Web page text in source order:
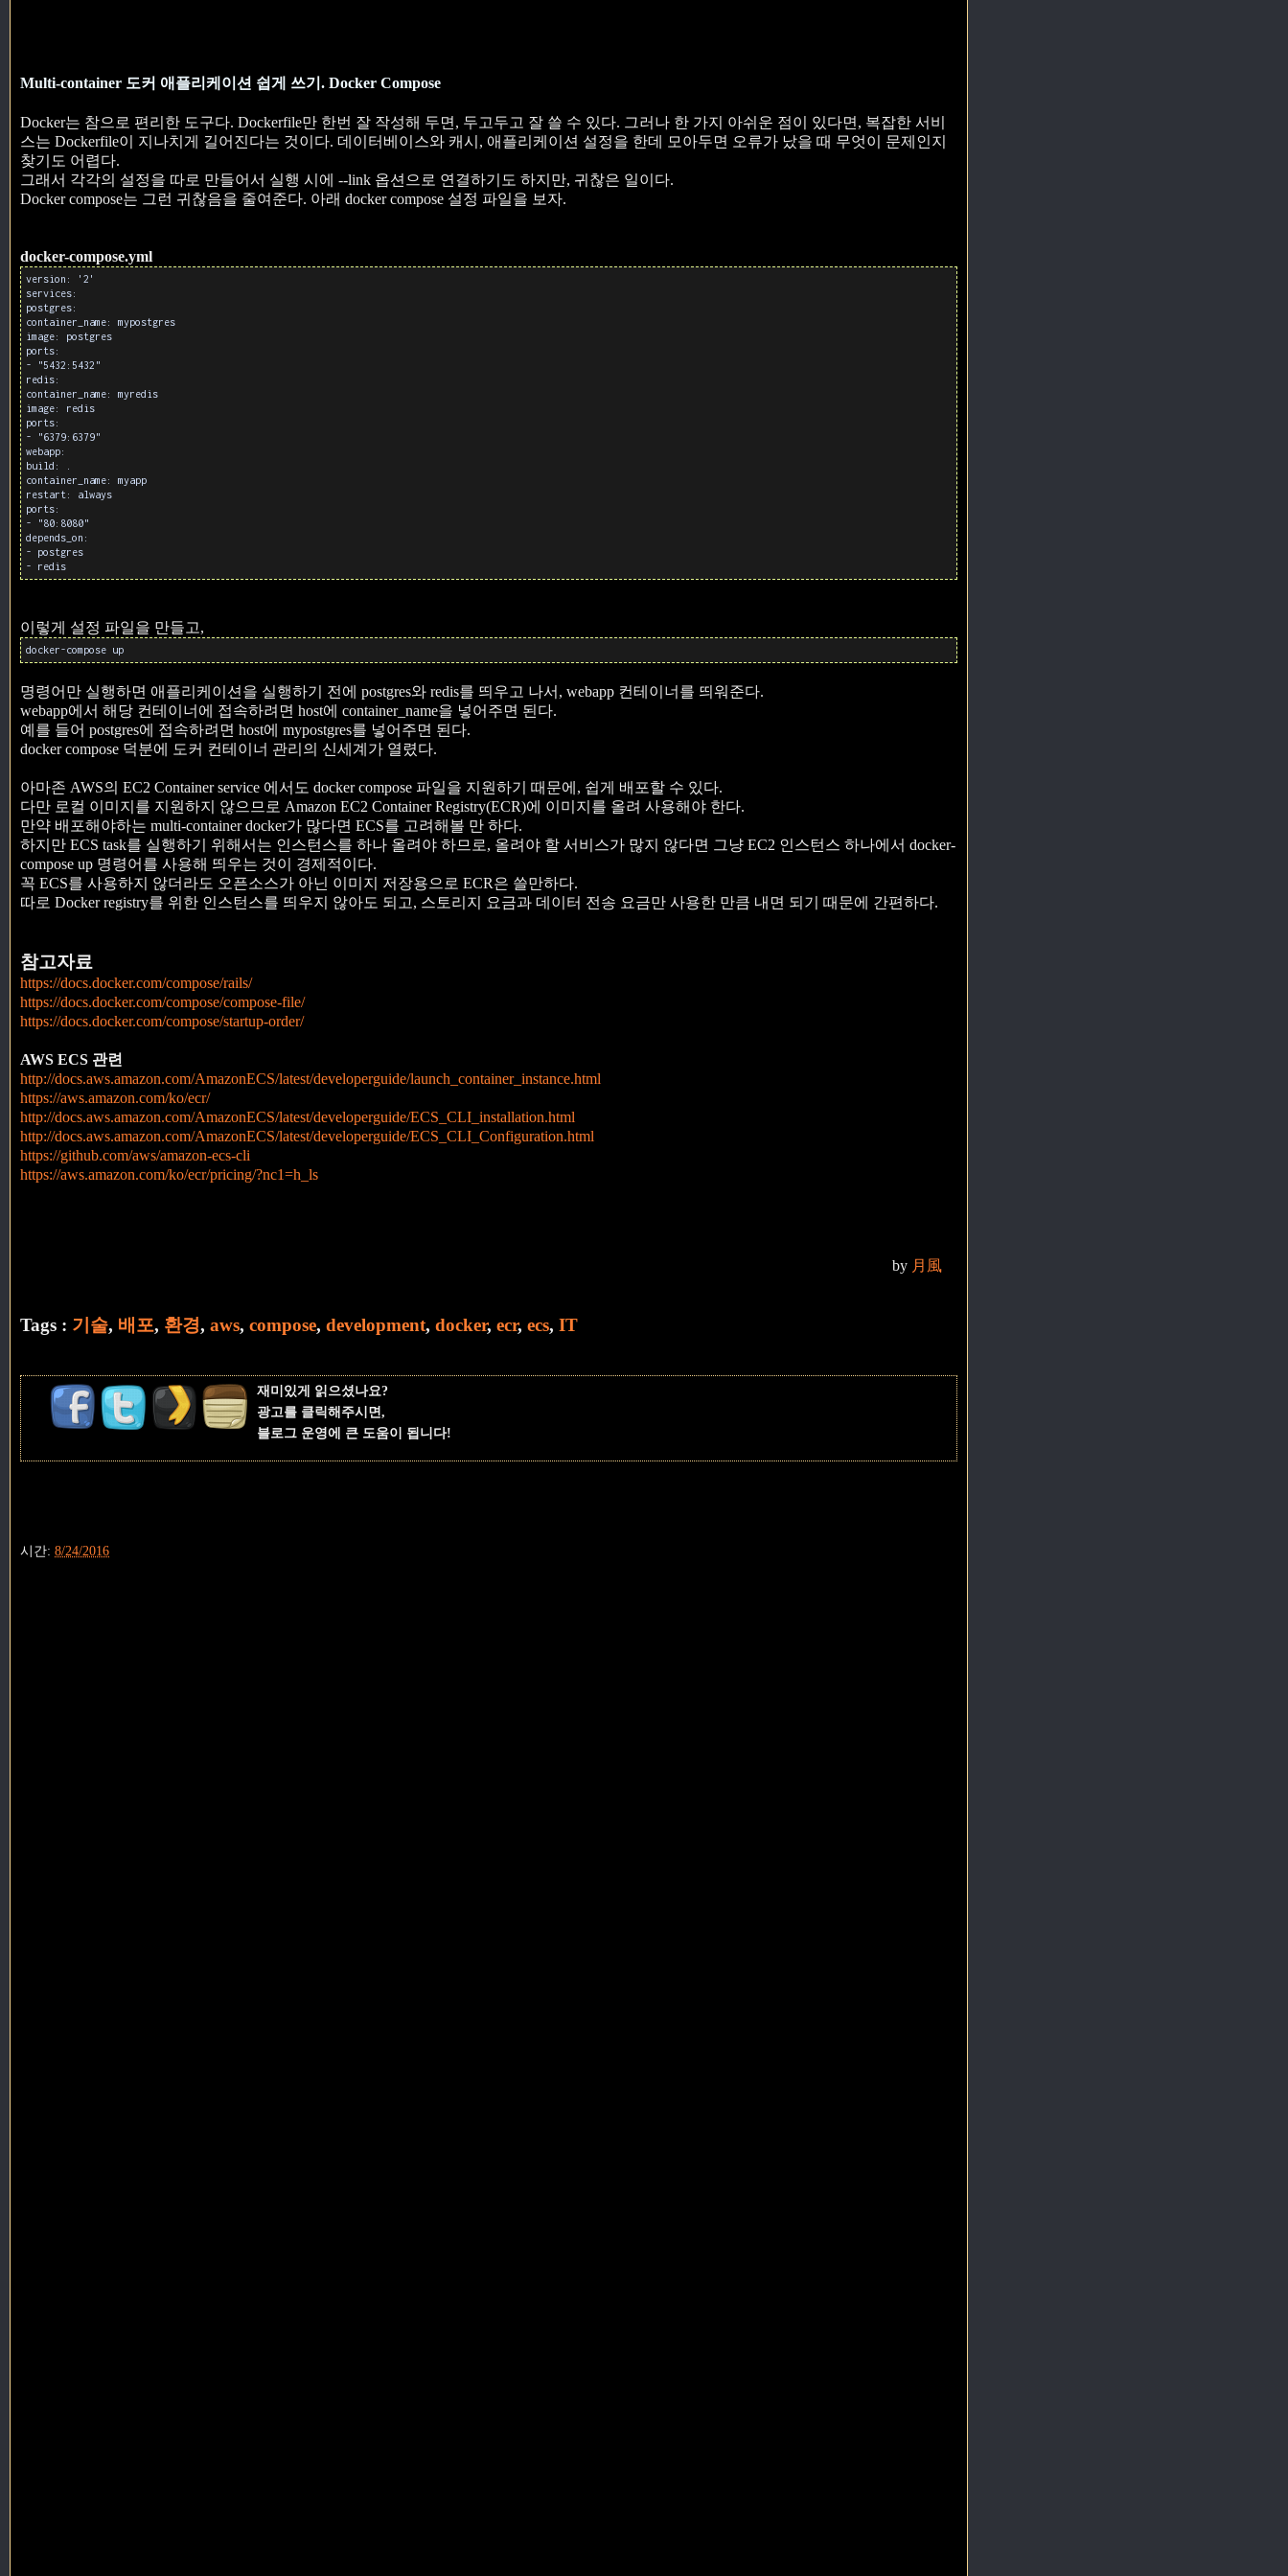
Multi-container 도커 애플리케이션 쉽게 쓰기. Docker Compose
Docker는 참으로 편리한 도구다. Dockerfile만 한번 잘 작성해 두면, 두고두고 잘 쓸 수 있다. 그러나 한 가지 아쉬운 점이 있다면, 복잡한 서비
스는 Dockerfile이 지나치게 길어진다는 것이다. 데이터베이스와 캐시, 애플리케이션 설정을 한데 모아두면 오류가 났을 때 무엇이 문제인지
찾기도 어렵다.
그래서 각각의 설정을 따로 만들어서 실행 시에 --link 옵션으로 연결하기도 하지만, 귀찮은 일이다.
Docker compose는 그런 귀찮음을 줄여준다. 아래 docker compose 설정 파일을 보자.
docker-compose.yml
version: '2'
services:
postgres:
container_name: mypostgres
image: postgres
ports:
- "5432:5432"
redis:
container_name: myredis
image: redis
ports:
- "6379:6379"
webapp:
build: .
container_name: myapp
restart: always
ports:
- "80:8080"
depends_on:
- postgres
- redis
이렇게 설정 파일을 만들고,
docker-compose up
명령어만 실행하면 애플리케이션을 실행하기 전에 postgres와 redis를 띄우고 나서, webapp 컨테이너를 띄워준다.
webapp에서 해당 컨테이너에 접속하려면 host에 container_name을 넣어주면 된다.
예를 들어 postgres에 접속하려면 host에 mypostgres를 넣어주면 된다.
docker compose 덕분에 도커 컨테이너 관리의 신세계가 열렸다.
아마존 AWS의 EC2 Container service 에서도 docker compose 파일을 지원하기 때문에, 쉽게 배포할 수 있다.
다만 로컬 이미지를 지원하지 않으므로 Amazon EC2 Container Registry(ECR)에 이미지를 올려 사용해야 한다.
만약 배포해야하는 multi-container docker가 많다면 ECS를 고려해볼 만 하다.
하지만 ECS task를 실행하기 위해서는 인스턴스를 하나 올려야 하므로, 올려야 할 서비스가 많지 않다면 그냥 EC2 인스턴스 하나에서 docker-
compose up 명령어를 사용해 띄우는 것이 경제적이다.
꼭 ECS를 사용하지 않더라도 오픈소스가 아닌 이미지 저장용으로 ECR은 쓸만하다.
따로 Docker registry를 위한 인스턴스를 띄우지 않아도 되고, 스토리지 요금과 데이터 전송 요금만 사용한 만큼 내면 되기 때문에 간편하다.
참고자료
https://docs.docker.com/compose/rails/
https://docs.docker.com/compose/compose-file/
https://docs.docker.com/compose/startup-order/
AWS ECS 관련
http://docs.aws.amazon.com/AmazonECS/latest/developerguide/launch_container_instance.html
https://aws.amazon.com/ko/ecr/
http://docs.aws.amazon.com/AmazonECS/latest/developerguide/ECS_CLI_installation.html
http://docs.aws.amazon.com/AmazonECS/latest/developerguide/ECS_CLI_Configuration.html
https://github.com/aws/amazon-ecs-cli
https://aws.amazon.com/ko/ecr/pricing/?nc1=h_ls
by 月風
Tags : 기술, 배포, 환경, aws, compose, development, docker, ecr, ecs, IT
재미있게 읽으셨나요?
광고를 클릭해주시면,
블로그 운영에 큰 도움이 됩니다!
시간: 8/24/2016